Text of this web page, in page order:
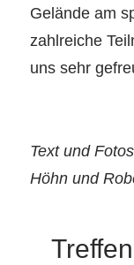
Gelände am
zahlreiche
uns sehr
Text und
Höhn und